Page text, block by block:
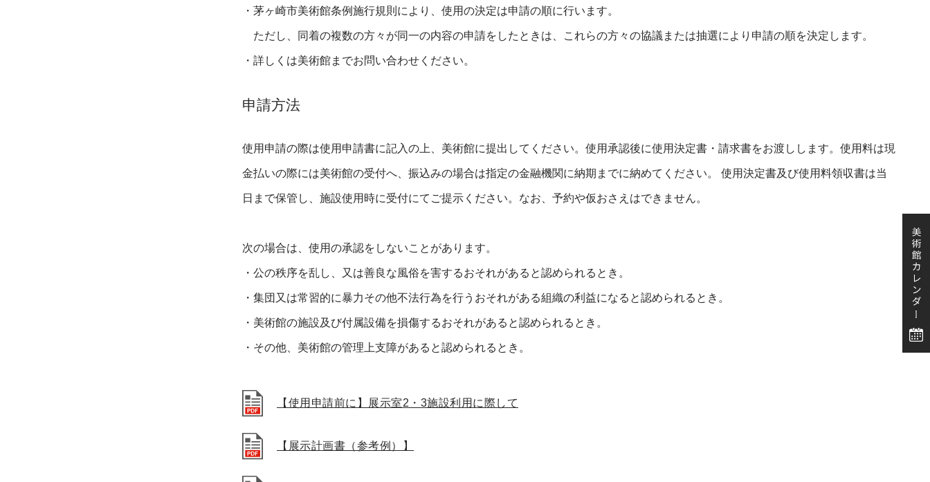
・茅ヶ崎市美術館条例施行規則により、使用の決定は申請の順に行います。
ただし、同着の複数の方々が同一の内容の申請をしたときは、これらの方々の協議または抽選により申請の順を決定します。
・詳しくは美術館までお問い合わせください。
申請方法
使用申請の際は使用申請書に記入の上、美術館に提出してください。使用承認後に使用決定書・請求書をお渡しします。使用料は現
金払いの際には美術館の受付へ、振込みの場合は指定の金融機関に納期までに納めてください。 使用決定書及び使用料領収書は当
日まで保管し、施設使用時に受付にてご提示ください。なお、予約や仮おさえはできません。
次の場合は、使用の承認をしないことがあります。
・公の秩序を乱し、又は善良な風俗を害するおそれがあると認められるとき。
・集団又は常習的に暴力その他不法行為を行うおそれがある組織の利益になると認められるとき。
・美術館の施設及び付属設備を損傷するおそれがあると認められるとき。
・その他、美術館の管理上支障があると認められるとき。
【使用申請前に】展示室2・3施設利用に際して
【展示計画書（参考例）】